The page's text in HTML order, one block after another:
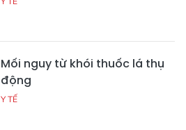
Mối nguy từ khói thuốc lá thụ
động
Y TẾ